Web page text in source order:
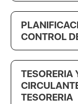
CONTROL
TESORERIA
TESORERIA